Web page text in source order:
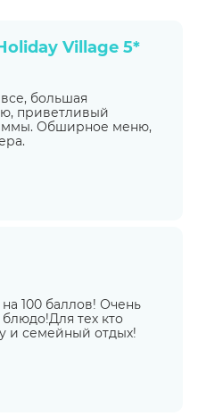
Village 5*
большая
приветливый
Обширное меню,
100 баллов! Очень
тех кто
и семейный отдых!